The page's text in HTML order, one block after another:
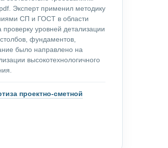
Эксперт применил методику
СП и ГОСТ в области
уровней детализации
фундаментов,
было направлено на
высокотехнологичного
проектно-сметной